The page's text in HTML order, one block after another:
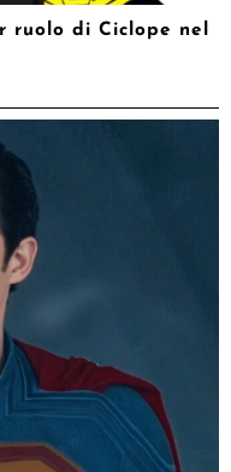
ruolo di Ciclope nel